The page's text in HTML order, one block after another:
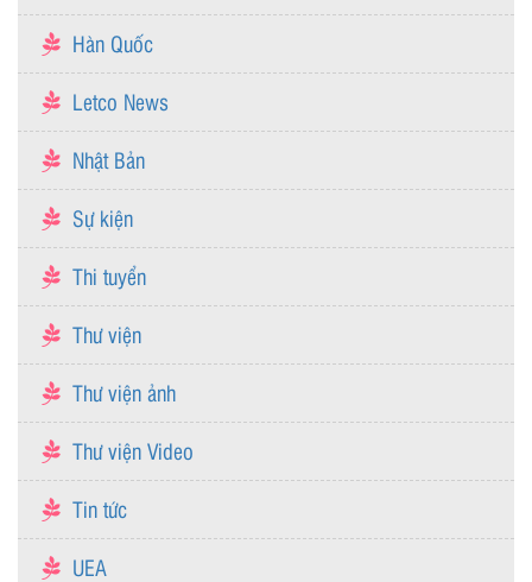
Hàn Quốc
Letco News
Nhật Bản
Sự kiện
Thi tuyển
Thư viện
Thư viện ảnh
Thư viện Video
Tin tức
UEA